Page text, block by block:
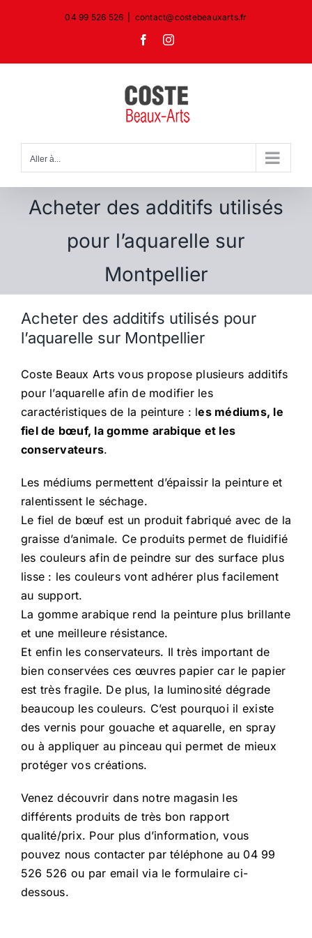
04 99 526 526 contact@costebeauxarts.fr
FacebookInstagram
Aller à...
Acheter des additifs utilisés
pour l’aquarelle sur
Montpellier
Acheter des additifs utilisés pour
l’aquarelle sur Montpellier
Coste Beaux Arts vous propose plusieurs additifs
pour l’aquarelle afin de modifier les
caractéristiques de la peinture : les médiums, le
fiel de bœuf, la gomme arabique et les
conservateurs.
Les médiums permettent d’épaissir la peinture et
ralentissent le séchage.
Le fiel de bœuf est un produit fabriqué avec de la
graisse d’animale. Ce produits permet de fluidifié
les couleurs afin de peindre sur des surface plus
lisse : les couleurs vont adhérer plus facilement
au support.
La gomme arabique rend la peinture plus brillante
et une meilleure résistance.
Et enfin les conservateurs. Il très important de
bien conservées ces œuvres papier car le papier
est très fragile. De plus, la luminosité dégrade
beaucoup les couleurs. C’est pourquoi il existe
des vernis pour gouache et aquarelle, en spray
ou à appliquer au pinceau qui permet de mieux
protéger vos créations.
Venez découvrir dans notre magasin les
différents produits de très bon rapport
qualité/prix. Pour plus d’information, vous
pouvez nous contacter par téléphone au 04 99
526 526 ou par email via le formulaire ci-
dessous.